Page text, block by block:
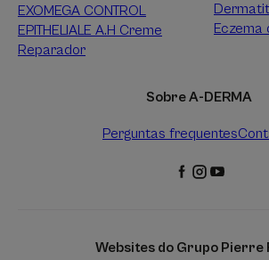
EXOMEGA CONTROL
EPITHELIALE A.H Creme
Reparador
Sobre A-DERMA
Perguntas frequentes
Websites do Grupo Pierre